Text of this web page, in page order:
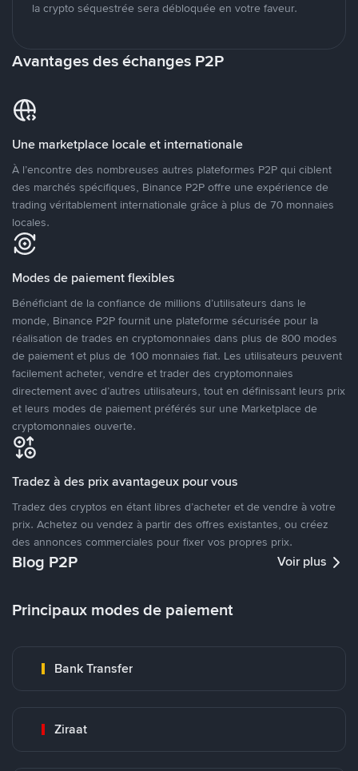
la crypto séquestrée sera débloquée en votre faveur.
Avantages des échanges P2P
Une marketplace locale et internationale
À l’encontre des nombreuses autres plateformes P2P qui ciblent
des marchés spécifiques, Binance P2P offre une expérience de
trading véritablement internationale grâce à plus de 70 monnaies
locales.
Modes de paiement flexibles
Bénéficiant de la confiance de millions d’utilisateurs dans le
monde, Binance P2P fournit une plateforme sécurisée pour la
réalisation de trades en cryptomonnaies dans plus de 800 modes
de paiement et plus de 100 monnaies fiat. Les utilisateurs peuvent
facilement acheter, vendre et trader des cryptomonnaies
directement avec d’autres utilisateurs, tout en définissant leurs prix
et leurs modes de paiement préférés sur une Marketplace de
cryptomonnaies ouverte.
Tradez à des prix avantageux pour vous
Tradez des cryptos en étant libres d’acheter et de vendre à votre
prix. Achetez ou vendez à partir des offres existantes, ou créez
des annonces commerciales pour fixer vos propres prix.
Blog P2P Voir plus
Principaux modes de paiement
Bank Transfer
Ziraat